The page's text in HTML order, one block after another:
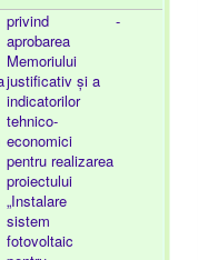
privind
aprobarea
Memoriului
justificativ și a
indicatorilor
tehnico-
economici
pentru realizarea
proiectului
„Instalare
sistem
fotovoltaic
-